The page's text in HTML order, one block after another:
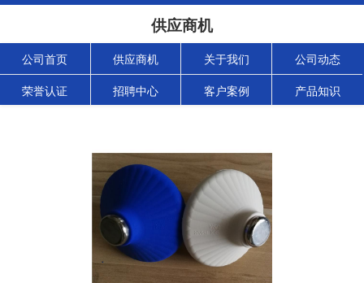
供应商机
公司首页 供应商机 关于我们 公司动态
荣誉认证 招聘中心 客户案例 产品知识